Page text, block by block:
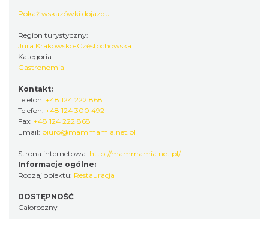
Pokaż wskazówki dojazdu
Region turystyczny:
Jura Krakowsko-Częstochowska
Kategoria:
Gastronomia
Kontakt:
Telefon: +48 124 222 868
Telefon: +48 124 300 492
Fax: +48 124 222 868
Email: biuro@mammamia.net.pl
Strona internetowa: http://mammamia.net.pl/
Informacje ogólne:
Rodzaj obiektu: Restauracja
DOSTĘPNOŚĆ
Całoroczny